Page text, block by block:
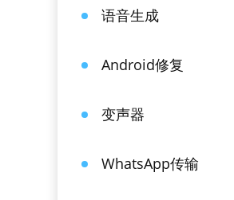
语音生成
Android修复
变声器
WhatsApp传输